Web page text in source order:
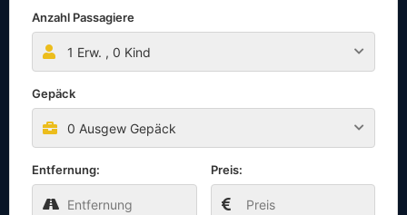
Anzahl Passagiere
1 Erw. , 0 Kind
Gepäck
0 Ausgew Gepäck
Entfernung: Preis: